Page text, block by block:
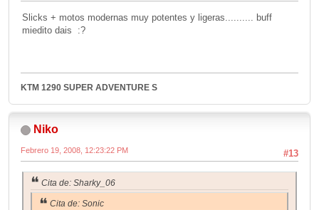
Slicks + motos modernas muy potentes y ligeras.......... buff
miedito dais :?
KTM 1290 SUPER ADVENTURE S
Niko
#13
Febrero 19, 2008, 12:23:22 PM
Cita de: Sharky_06
Cita de: Sonic